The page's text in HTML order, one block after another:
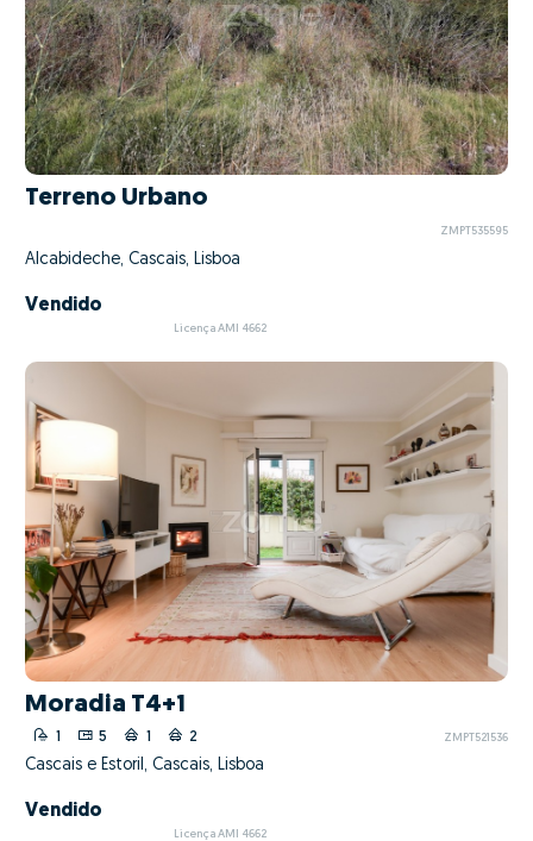
Terreno Urbano
ZMPT535595
Alcabideche, Cascais, Lisboa
Vendido
Licença AMI 4662
Moradia T4+1
1 5 1 2 ZMPT521536
Cascais e Estoril, Cascais, Lisboa
Vendido
Licença AMI 4662